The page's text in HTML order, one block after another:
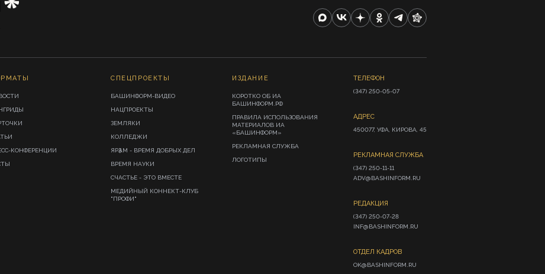
КОНФЕРЕНЦИИ
СПЕЦПРОЕКТЫ
БАШИНФОРМ-ВИДЕО
НАЦПРОЕКТЫ
ЗЕМЛЯКИ
КОЛЛЕДЖИ
ЯРҘАМ - ВРЕМЯ ДОБРЫХ ДЕЛ
ВРЕМЯ НАУКИ
СЧАСТЬЕ - ЭТО ВМЕСТЕ
МЕДИЙНЫЙ КОННЕКТ-КЛУБ
"ПРОФИ"
ИЗДАНИЕ
КОРОТКО ОБ ИА
БАШИНФОРМ.РФ
ПРАВИЛА ИСПОЛЬЗОВАНИЯ
МАТЕРИАЛОВ ИА
«БАШИНФОРМ»
РЕКЛАМНАЯ СЛУЖБА
ЛОГОТИПЫ
ТЕЛЕФОН
(347) 250-05-07
АДРЕС
450077, УФА, КИРОВА, 45
РЕКЛАМНАЯ СЛУЖБА
(347) 250-11-11
ADV@BASHINFORM.RU
РЕДАКЦИЯ
(347) 250-07-28
INF@BASHINFORM.RU
ОТДЕЛ КАДРОВ
OK@BASHINFORM.RU